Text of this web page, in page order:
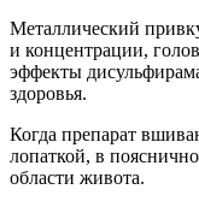
Металлический
и концентрации,
эффекты
здоровья.
Когда препарат
лопаткой, в
области живота.